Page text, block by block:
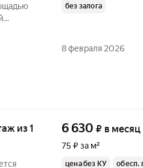
без залога
8 февраля 2026
из 1 6 630 ₽ в месяц
75 ₽ за м²
цена без КУ обесп.